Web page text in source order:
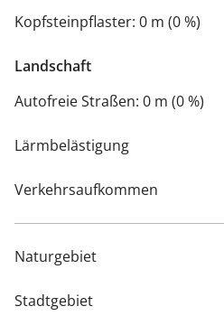
Kopfsteinpflaster: 0 m (0 %)
Landschaft
Autofreie Straßen: 0 m (0 %)
Lärmbelästigung
Verkehrsaufkommen
Naturgebiet
Stadtgebiet